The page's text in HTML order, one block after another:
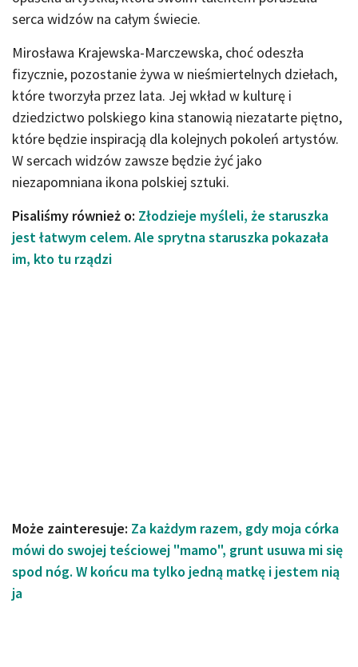
serca widzów na całym świecie.
Mirosława Krajewska-Marczewska, choć odeszła
fizycznie, pozostanie żywa w nieśmiertelnych dziełach,
które tworzyła przez lata. Jej wkład w kulturę i
dziedzictwo polskiego kina stanowią niezatarte piętno,
które będzie inspiracją dla kolejnych pokoleń artystów.
W sercach widzów zawsze będzie żyć jako
niezapomniana ikona polskiej sztuki.
Pisaliśmy również o: Złodzieje myśleli, że staruszka
jest łatwym celem. Ale sprytna staruszka pokazała
im, kto tu rządzi
Może zainteresuje: Za każdym razem, gdy moja córka
mówi do swojej teściowej "mamo", grunt usuwa mi się
spod nóg. W końcu ma tylko jedną matkę i jestem nią
ja